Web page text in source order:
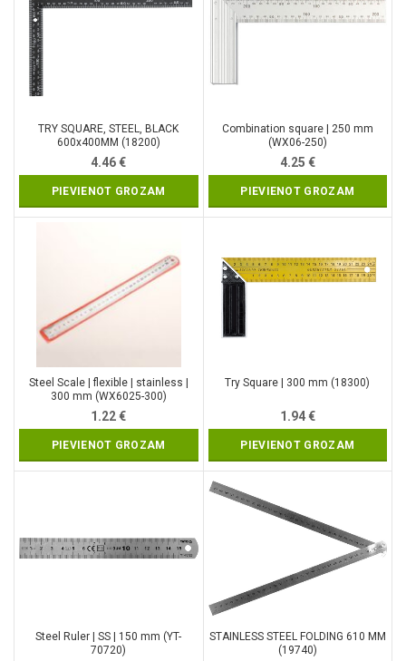
TRY SQUARE, STEEL, BLACK
600x400MM (18200)
4.46€
PIEVIENOT GROZAM
Combination square | 250 mm
(WX06-250)
4.25 €
PIEVIENOT GROZAM
Steel Scale | flexible | stainless |
300 mm (WX6025-300)
1.22€
PIEVIENOT GROZAM
Try Square | 300 mm (18300)
1.94€
PIEVIENOT GROZAM
Steel Ruler | SS | 150 mm (YT-
70720)
STAINLESS STEEL FOLDING 610 MM
(19740)